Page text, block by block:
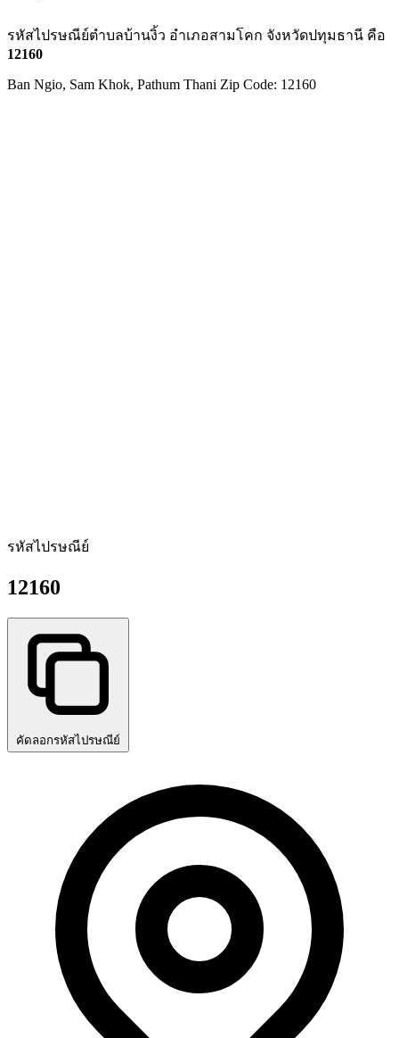
รหัสไปรษณีย์ตำบลบ้านงิ้ว อำเภอสามโคก จังหวัดปทุมธานี คือ
12160
Ban Ngio, Sam Khok, Pathum Thani Zip Code: 12160
รหัสไปรษณีย์
12160
คัดลอกรหัสไปรษณีย์